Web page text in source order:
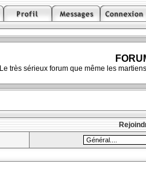
Le très sérieux forum que même les